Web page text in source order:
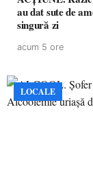
au dat sute de
singură zi
acum 5 ore
LOCALE